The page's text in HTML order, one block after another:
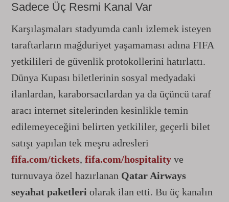
Sadece Üç Resmi Kanal Var
Karşılaşmaları stadyumda canlı izlemek isteyen
taraftarların mağduriyet yaşamaması adına FIFA
yetkilileri de güvenlik protokollerini hatırlattı.
Dünya Kupası biletlerinin sosyal medyadaki
ilanlardan, karaborsacılardan ya da üçüncü taraf
aracı internet sitelerinden kesinlikle temin
edilemeyeceğini belirten yetkililer, geçerli bilet
satışı yapılan tek meşru adresleri
fifa.com/tickets, fifa.com/hospitality ve
turnuvaya özel hazırlanan Qatar Airways
seyahat paketleri olarak ilan etti. Bu üç kanalın